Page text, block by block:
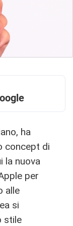
ha
concept di
la nuova
per
alle
si
stile